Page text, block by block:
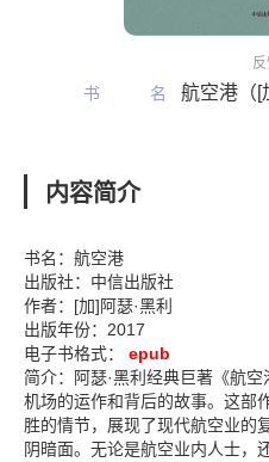
书名 航空港（[
内容简介
书名：航空港
出版社：中信出版社
作者：[加]阿瑟·黑利
出版年份：2017
电子书格式：
epub
简介：阿瑟·黑利经典巨著《航
机场的运作和背后的故事。这部
胜的情节，展现了现代航空业的
阴暗面。无论是航空业内人士，